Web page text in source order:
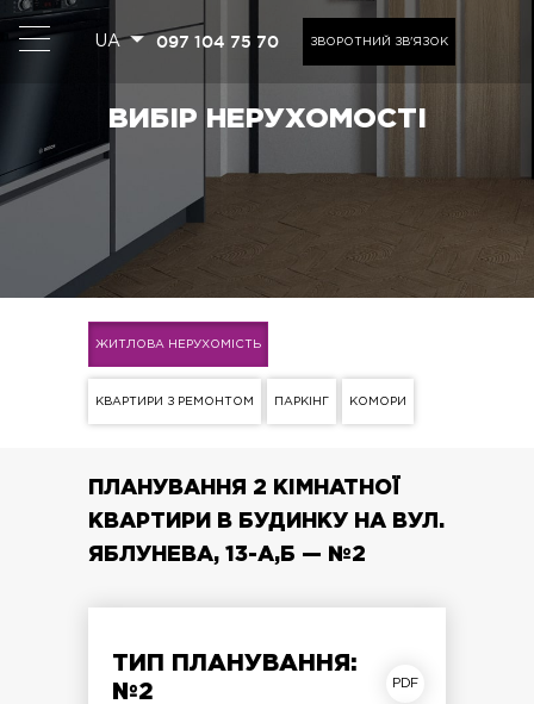
UA 097 104 75 70 ЗВОРОТНИЙ ЗВ'ЯЗОК
ВИБІР НЕРУХОМОСТІ
ЖИТЛОВА НЕРУХОМІСТЬ
КВАРТИРИ З РЕМОНТОМ ПАРКІНГ КОМОРИ
ПЛАНУВАННЯ 2 КІМНАТНОЇ
КВАРТИРИ В БУДИНКУ НА ВУЛ.
ЯБЛУНЕВА, 13-А,Б — №2
ТИП ПЛАНУВАННЯ:
№2
план квартири